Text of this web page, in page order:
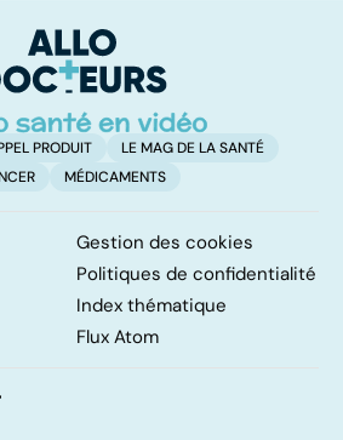
PRODUIT
LE MAG DE LA SANTÉ
MÉDICAMENTS
Gestion des cookies
Politiques de confidentialité
Index thématique
Flux Atom